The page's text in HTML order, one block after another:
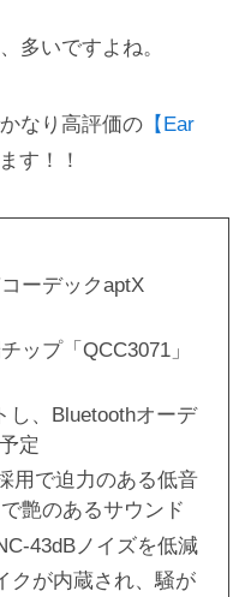
多いですよね。
なり高評価の【Ear
す！！
ーデックaptX
ップ「QCC3071」
し、Bluetoothオーデ
定
用で迫力のある低音
艶のあるサウンド
ノイズを低減
クが内蔵され、騒が